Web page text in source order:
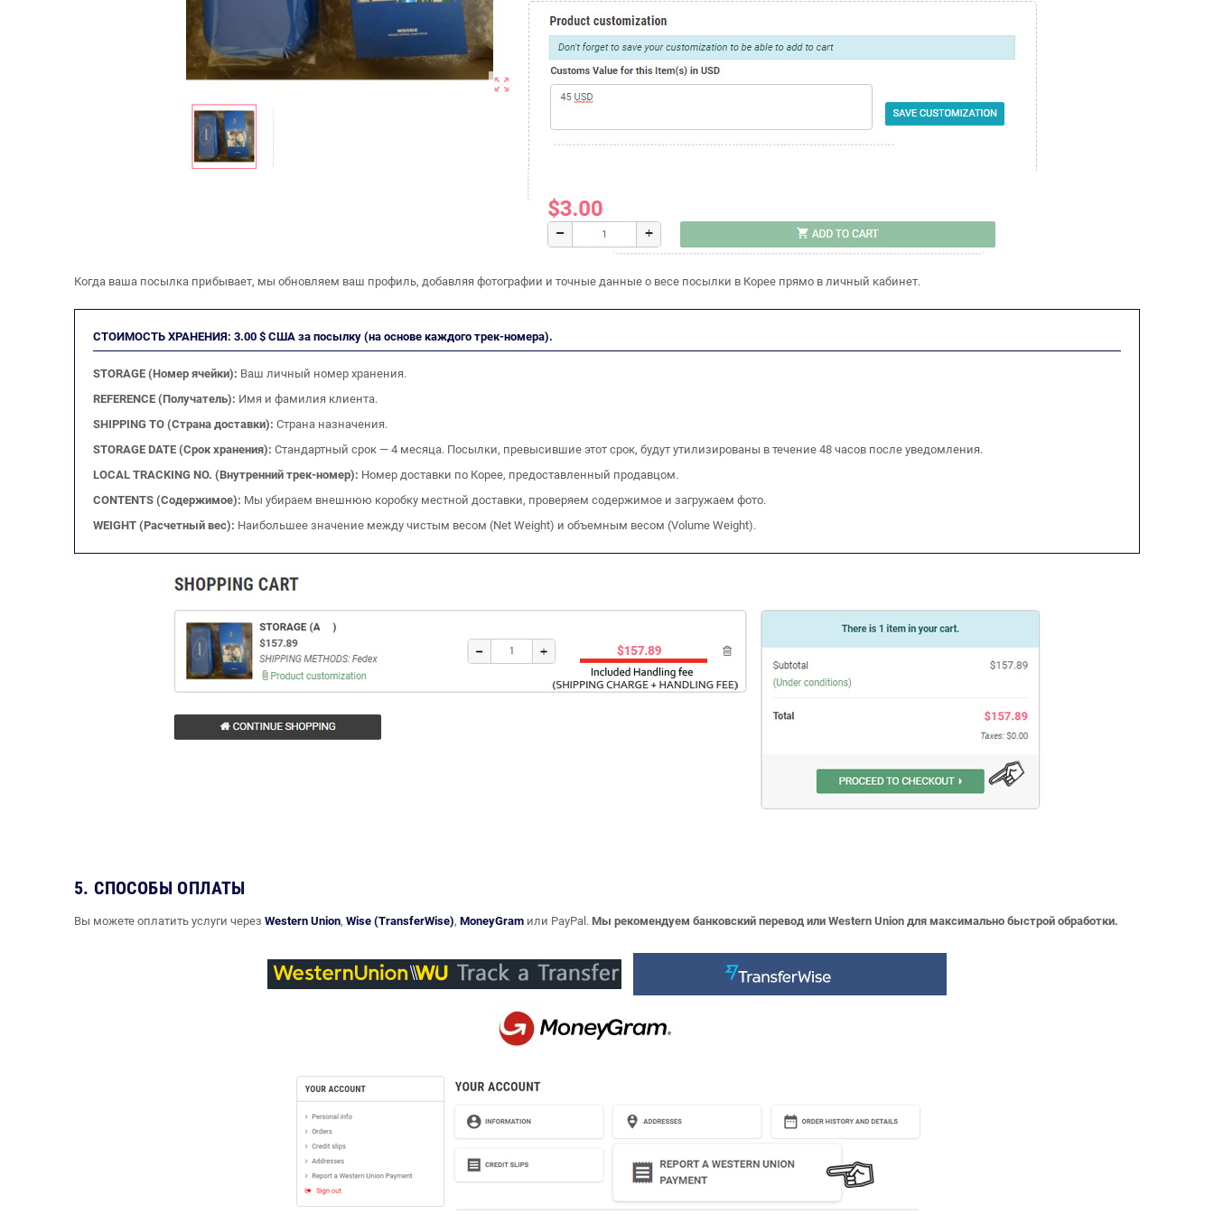
Когда ваша посылка прибывает, мы обновляем ваш профиль, добавляя фотографии и точные данные о весе посылки в Корее прямо в личный кабинет.
СТОИМОСТЬ ХРАНЕНИЯ: 3.00 $ США за посылку (на основе каждого трек-номера).
STORAGE (Номер ячейки): Ваш личный номер хранения.
REFERENCE (Получатель): Имя и фамилия клиента.
SHIPPING TO (Страна доставки): Страна назначения.
STORAGE DATE (Срок хранения): Стандартный срок — 4 месяца. Посылки, превысившие этот срок, будут утилизированы в течение 48 часов после уведомления.
LOCAL TRACKING NO. (Внутренний трек-номер): Номер доставки по Корее, предоставленный продавцом.
CONTENTS (Содержимое): Мы убираем внешнюю коробку местной доставки, проверяем содержимое и загружаем фото.
WEIGHT (Расчетный вес): Наибольшее значение между чистым весом (Net Weight) и объемным весом (Volume Weight).
5. СПОСОБЫ ОПЛАТЫ
Вы можете оплатить услуги через Western Union, Wise (TransferWise), MoneyGram или PayPal. Мы рекомендуем банковский перевод или Western Union для максимально быстрой обработки.